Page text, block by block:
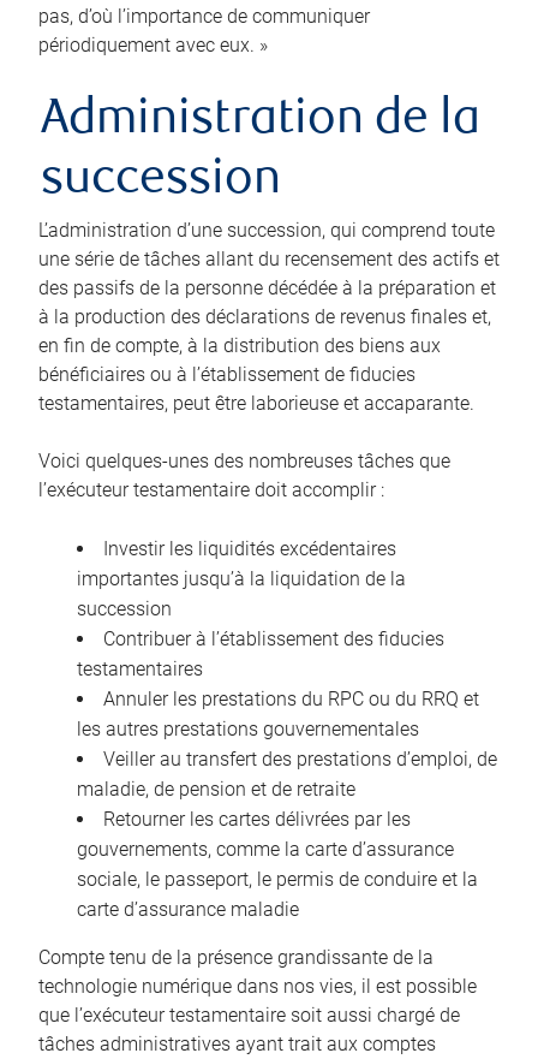
pas, d’où l’importance de communiquer
périodiquement avec eux. »
Administration de la
succession
L’administration d’une succession, qui comprend toute
une série de tâches allant du recensement des actifs et
des passifs de la personne décédée à la préparation et
à la production des déclarations de revenus finales et,
en fin de compte, à la distribution des biens aux
bénéficiaires ou à l’établissement de fiducies
testamentaires, peut être laborieuse et accaparante.
Voici quelques-unes des nombreuses tâches que
l’exécuteur testamentaire doit accomplir :
Investir les liquidités excédentaires
importantes jusqu’à la liquidation de la
succession
Contribuer à l’établissement des fiducies
testamentaires
Annuler les prestations du RPC ou du RRQ et
les autres prestations gouvernementales
Veiller au transfert des prestations d’emploi, de
maladie, de pension et de retraite
Retourner les cartes délivrées par les
gouvernements, comme la carte d’assurance
sociale, le passeport, le permis de conduire et la
carte d’assurance maladie
Compte tenu de la présence grandissante de la
technologie numérique dans nos vies, il est possible
que l’exécuteur testamentaire soit aussi chargé de
tâches administratives ayant trait aux comptes